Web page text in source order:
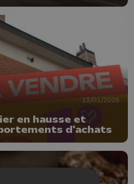
13/01/2026
en hausse et
d'achats